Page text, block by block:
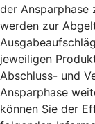
der Ansparphase
werden zur
jeweiligen
Abschluss- und
Ansparphase
können Sie der